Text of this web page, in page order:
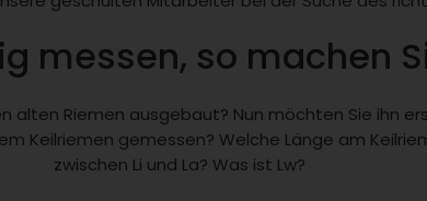
messen, so machen
Riemen ausgebaut? Nun möchten Sie ihn
Keilriemen gemessen? Welche Länge am
zwischen Li und La? Was ist Lw?